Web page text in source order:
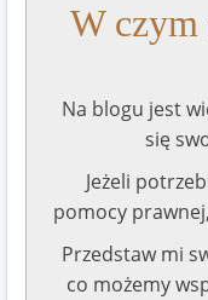
W czym
Na blogu jest
się
Jeżeli
pomocy
Przedstaw mi
co możemy